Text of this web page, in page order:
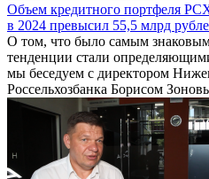
Объем кредитного портфеля
в 2024 превысил 55,5 млрд
О том, что было самым
тенденции стали
мы беседуем с директором
Россельхозбанка Борисом